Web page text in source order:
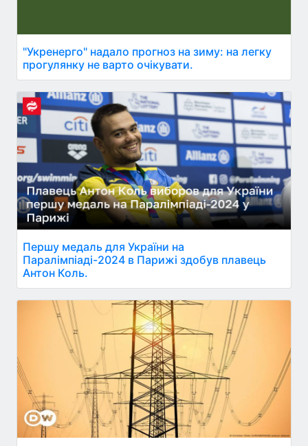
"Укренерго" надало прогноз на зиму: на легку
прогулянку не варто очікувати.
Першу медаль для України на
Паралімпіаді-2024 в Парижі здобув плавець
Антон Коль.